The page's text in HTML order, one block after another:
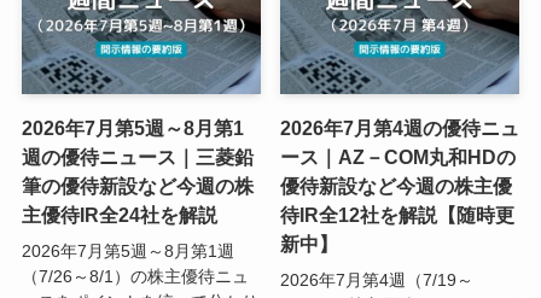
2026年7月第5週～8月第1
週の優待ニュース｜三菱鉛
筆の優待新設など今週の株
主優待IR全24社を解説
2026年7月第5週～8月第1週
（7/26～8/1）の株主優待ニュ
2026年7月第4週の優待ニュ
ース｜AZ－COM丸和HDの
優待新設など今週の株主優
待IR全12社を解説【随時更
新中】
2026年7月第4週（7/19～